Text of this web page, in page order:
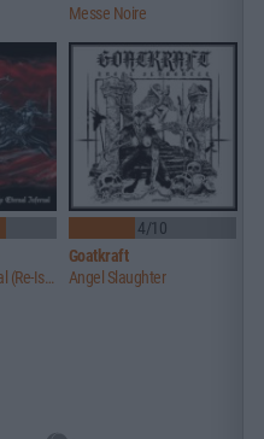
Messe Noire
The Eternal Infernal (Re-Issue)
4/10
Goatkraft
Angel Slaughter